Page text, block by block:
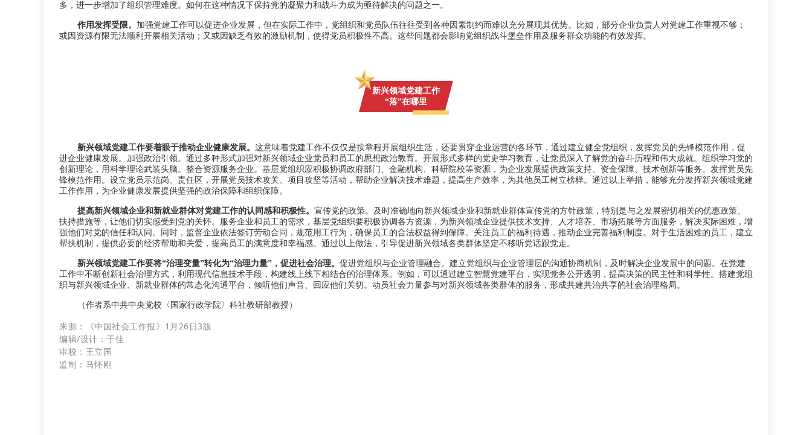
多，进一步增加了组织管理难度。如何在这种情况下保持党的凝聚力和战斗力成为亟待解决的问题之一。
作用发挥受限。 加强党建工作可以促进企业发展，但在实际工作中，党组织和党员队伍往往受到各种因素制约而难以充分展现其优势。比如，部分企业负责人对党建工作重视不够；
或因资源有限无法顺利开展相关活动；又或因缺乏有效的激励机制，使得党员积极性不高。这些问题都会影响党组织战斗堡垒作用及服务群众功能的有效发挥。
新兴领域党建工作
“落”在哪里
新兴领域党建工作要着眼于推动企业健康发展。 这意味着党建工作不仅仅是按章程开展组织生活，还要贯穿企业运营的各环节，通过建立健全党组织，发挥党员的先锋模范作用，促
进企业健康发展。加强政治引领。通过多种形式加强对新兴领域企业党员和员工的思想政治教育。开展形式多样的党史学习教育，让党员深入了解党的奋斗历程和伟大成就。组织学习党的
创新理论，用科学理论武装头脑。整合资源服务企业。基层党组织应积极协调政府部门、金融机构、科研院校等资源，为企业发展提供政策支持、资金保障、技术创新等服务。发挥党员先
锋模范作用。设立党员示范岗、责任区，开展党员技术攻关、项目攻坚等活动，帮助企业解决技术难题，提高生产效率，为其他员工树立榜样。通过以上举措，能够充分发挥新兴领域党建
工作作用，为企业健康发展提供坚强的政治保障和组织保障。
提高新兴领域企业和新就业群体对党建工作的认同感和积极性。 宣传党的政策。及时准确地向新兴领域企业和新就业群体宣传党的方针政策，特别是与之发展密切相关的优惠政策、
扶持措施等，让他们切实感受到党的关怀。服务企业和员工的需求，基层党组织要积极协调各方资源，为新兴领域企业提供技术支持、人才培养、市场拓展等方面服务，解决实际困难，增
强他们对党的信任和认同。同时，监督企业依法签订劳动合同，规范用工行为，确保员工的合法权益得到保障。关注员工的福利待遇，推动企业完善福利制度。对于生活困难的员工，建立
帮扶机制，提供必要的经济帮助和关爱，提高员工的满意度和幸福感。通过以上做法，引导促进新兴领域各类群体坚定不移听党话跟党走。
新兴领域党建工作要将“治理变量”转化为“治理力量”，促进社会治理。 促进党组织与企业管理融合。建立党组织与企业管理层的沟通协商机制，及时解决企业发展中的问题。在党建
工作中不断创新社会治理方式，利用现代信息技术手段，构建线上线下相结合的治理体系。例如，可以通过建立智慧党建平台，实现党务公开透明，提高决策的民主性和科学性。搭建党组
织与新兴领域企业、新就业群体的常态化沟通平台，倾听他们声音、回应他们关切。动员社会力量参与对新兴领域各类群体的服务，形成共建共治共享的社会治理格局。
（作者系中共中央党校〈国家行政学院〉科社教研部教授）
来源：
《中国社会工作报》1月26日3版
编辑/设计：于佳
审校： 王立国
监制： 马怀刚